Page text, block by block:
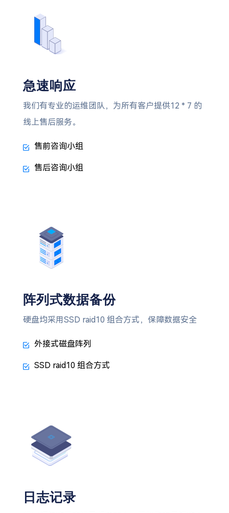
急速响应
我们有专业的运维团队，为所有客户提供12 * 7 的
线上售后服务。
售前咨询小组
售后咨询小组
阵列式数据备份
硬盘均采用SSD raid10 组合方式，保障数据安全
外接式磁盘阵列
SSD raid10 组合方式
日志记录